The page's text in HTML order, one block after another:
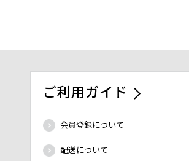
ご利用ガイド
会員登録について
配送について